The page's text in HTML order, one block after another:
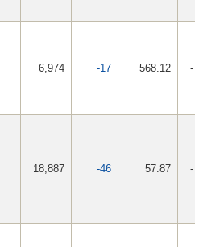
6,974 -17 568.12 -
18,887 -46 57.87 -